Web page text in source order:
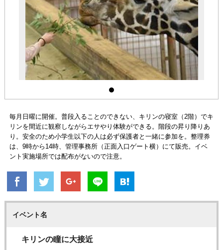
毎月日曜に開催。普段入ることのできない、キリンの寝室（2階）でキ
リンを間近に観察しながらエサやり体験ができる。階段の昇り降りあ
り。安全のため小学生以下の人は必ず保護者と一緒に参加を。整理券
は、9時から14時、管理事務所（正面入口ゲート横）にて販売。イベ
ント実施場所では配布がないので注意。
イベント名
キリンの瞳に大接近